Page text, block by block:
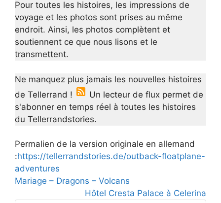
Pour toutes les histoires, les impressions de
voyage et les photos sont prises au même
endroit. Ainsi, les photos complètent et
soutiennent ce que nous lisons et le
transmettent.
Ne manquez plus jamais les nouvelles histoires
de Tellerrand !
Un lecteur de flux permet de
s'abonner en temps réel à toutes les histoires
du Tellerrandstories.
Permalien de la version originale en allemand
:https://tellerrandstories.de/outback-floatplane-
adventures
Mariage – Dragons – Volcans
Hôtel Cresta Palace à Celerina